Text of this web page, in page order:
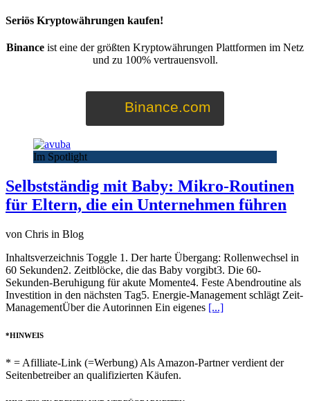
Seriös Kryptowährungen kaufen!
Binance ist eine der größten Kryptowährungen Plattformen im Netz
und zu 100% vertrauensvoll.
Binance.com
Im Spotlight
Selbstständig mit Baby: Mikro-Routinen
für Eltern, die ein Unternehmen führen
von Chris in Blog
Inhaltsverzeichnis Toggle 1. Der harte Übergang: Rollenwechsel in
60 Sekunden2. Zeitblöcke, die das Baby vorgibt3. Die 60-
Sekunden-Beruhigung für akute Momente4. Feste Abendroutine als
Investition in den nächsten Tag5. Energie-Management schlägt Zeit-
ManagementÜber die Autorinnen Ein eigenes [...]
*HINWEIS
* = Afilliate-Link (=Werbung) Als Amazon-Partner verdient der
Seitenbetreiber an qualifizierten Käufen.